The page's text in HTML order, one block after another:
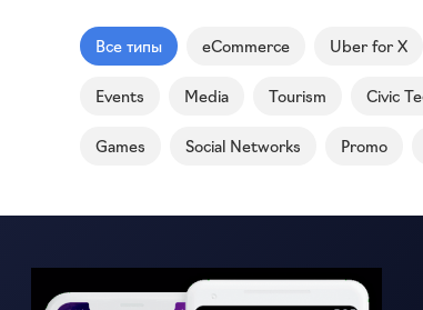
Все типы eCommerce Uber for X
Events Media Tourism Civic
Games Social Networks Promo